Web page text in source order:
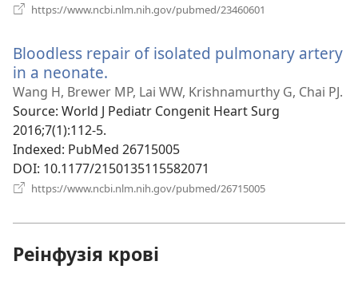
https://www.ncbi.nlm.nih.gov/pubmed/23460601
вікні)
Bloodless repair of isolated pulmonary artery
in a neonate.
у
новому
Wang H, Brewer MP, Lai WW, Krishnamurthy G, Chai PJ.
Source‎: World J Pediatr Congenit Heart Surg
2016;7(1):112-5.
Indexed‎: PubMed 26715005
DOI‎: 10.1177/2150135115582071
https://www.ncbi.nlm.nih.gov/pubmed/26715005
Реінфузія крові